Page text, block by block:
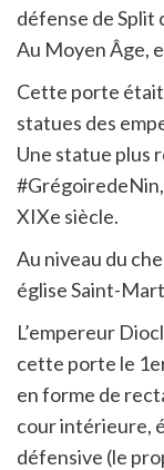
défense de Split
Au Moyen Âge,
Cette porte
statues des
Une statue plus
XIXe siècle.
Au niveau du
église Saint-
L’empereur
cette porte le
en forme de
cour intérieure,
défensive (le